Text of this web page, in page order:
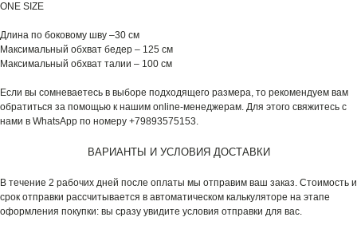
ONE SIZE
Длина по боковому шву –30 см
Максимальный обхват бедер – 125 см
Максимальный обхват талии – 100 см
Если вы сомневаетесь в выборе подходящего размера, то рекомендуем вам
обратиться за помощью к нашим online-менеджерам. Для этого свяжитесь с
нами в WhatsApp по номеру +79893575153.
ВАРИАНТЫ И УСЛОВИЯ ДОСТАВКИ
В течение 2 рабочих дней после оплаты мы отправим ваш заказ. Стоимость и
срок отправки рассчитывается в автоматическом калькуляторе на этапе
оформления покупки: вы сразу увидите условия отправки для вас.